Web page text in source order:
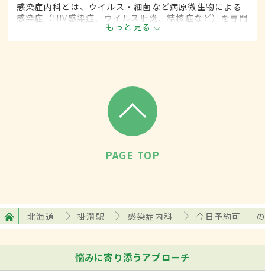
感染症内科とは、ウイルス・細菌など病原微生物による
感染症（HIV感染症、ウイルス肝炎、結核症など）を専門
的に取り扱う内科の一領域です。
もっと見る
PAGE TOP
北海道 掛澗駅 感染症内科 今日予約可
悩みに寄り添うアプローチ